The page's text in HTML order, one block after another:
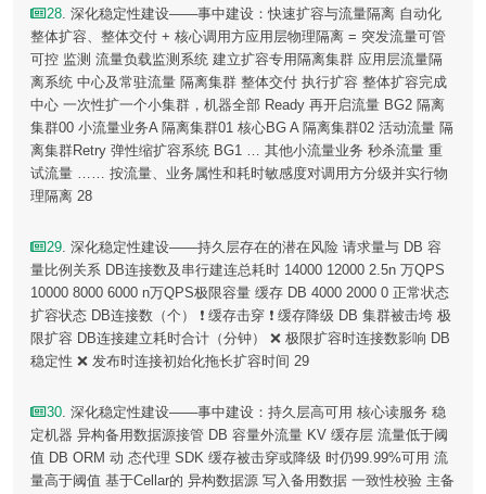
28. 深化稳定性建设——事中建设：快速扩容与流量隔离 自动化
整体扩容、整体交付 + 核心调用方应用层物理隔离 = 突发流量可管
可控 监测 流量负载监测系统 建立扩容专用隔离集群 应用层流量隔
离系统 中心及常驻流量 隔离集群 整体交付 执行扩容 整体扩容完成
中心 一次性扩一个小集群，机器全部 Ready 再开启流量 BG2 隔离
集群00 小流量业务A 隔离集群01 核心BG A 隔离集群02 活动流量 隔
离集群Retry 弹性缩扩容系统 BG1 … 其他小流量业务 秒杀流量 重
试流量 …… 按流量、业务属性和耗时敏感度对调用方分级并实行物
理隔离 28
29. 深化稳定性建设——持久层存在的潜在风险 请求量与 DB 容
量比例关系 DB连接数及串行建连总耗时 14000 12000 2.5n 万QPS
10000 8000 6000 n万QPS极限容量 缓存 DB 4000 2000 0 正常状态
扩容状态 DB连接数（个） ❗ 缓存击穿 ❗ 缓存降级 DB 集群被击垮 极
限扩容 DB连接建立耗时合计（分钟） ❌ 极限扩容时连接数影响 DB
稳定性 ❌ 发布时连接初始化拖长扩容时间 29
30. 深化稳定性建设——事中建设：持久层高可用 核心读服务 稳
定机器 异构备用数据源接管 DB 容量外流量 KV 缓存层 流量低于阈
值 DB ORM 动 态代理 SDK 缓存被击穿或降级 时仍99.99%可用 流
量高于阈值 基于Cellar的 异构数据源 写入备用数据 一致性校验 主备